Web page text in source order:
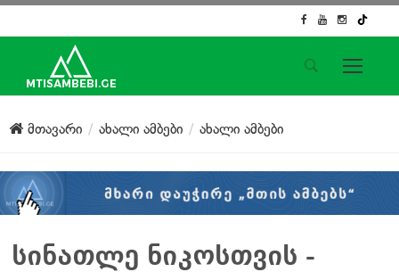
საიტის მენიუ
მთავარი
ქართული საქმე
კონტაქტი
მთავარი ახალი ამბები ახალი ამბები
სინათლე ნიკოსთვის -